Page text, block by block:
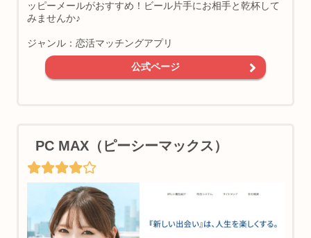
ッピーメールがおすすめ！ビール片手にお相手と乾杯して
みませんか♪
ジャンル：恋活マッチングアプリ
公式ページ
PC MAX（ピーシーマックス）